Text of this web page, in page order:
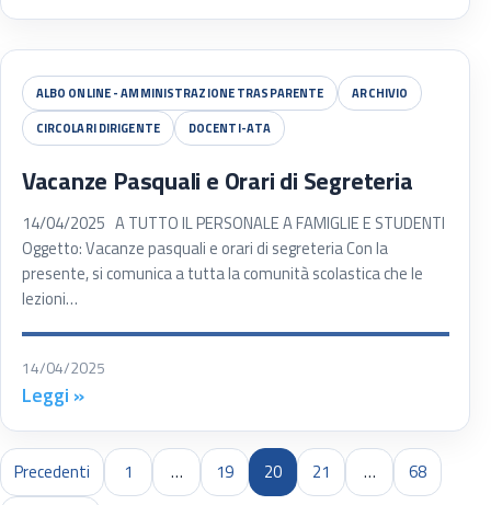
ALBO ONLINE - AMMINISTRAZIONE TRASPARENTE
ARCHIVIO
CIRCOLARI DIRIGENTE
DOCENTI-ATA
Vacanze Pasquali e Orari di Segreteria
14/04/2025 A TUTTO IL PERSONALE A FAMIGLIE E STUDENTI
Oggetto: Vacanze pasquali e orari di segreteria Con la
presente, si comunica a tutta la comunità scolastica che le
lezioni…
14/04/2025
Leggi »
Precedenti 1 … 19 20 21 …
68